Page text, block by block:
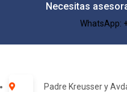
Necesitas
WhatsApp:
Padre Kreusser y